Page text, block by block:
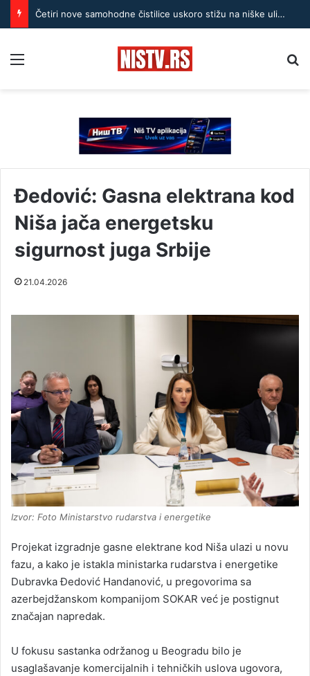
Četiri nove samohodne čistilice uskoro stižu na niške ulice
Đedović: Gasna elektrana kod
Niša jača energetsku
sigurnost juga Srbije
21.04.2026
Izvor: Foto Ministarstvo rudarstva i energetike
Projekat izgradnje gasne elektrane kod Niša ulazi u novu
fazu, a kako je istakla ministarka rudarstva i energetike
Dubravka Đedović Handanović, u pregovorima sa
azerbejdžanskom kompanijom SOKAR već je postignut
značajan napredak.
U fokusu sastanka održanog u Beogradu bilo je
usaglašavanje komercijalnih i tehničkih uslova ugovora,